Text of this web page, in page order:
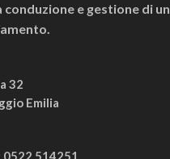
conduzione e gestione di un
32
Emilia
0522 514251